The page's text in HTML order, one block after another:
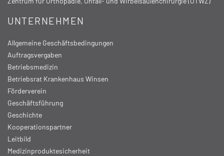
UNTERNEHMEN
Allgemeine Geschäftsbedingungen
Auftragsvergaben
Betriebsmedizin
Betriebsrat Krankenhaus Winsen
Förderverein
Geschäftsführung
Geschichte
Kooperationspartner
Leitbild
Medizinproduktesicherheit